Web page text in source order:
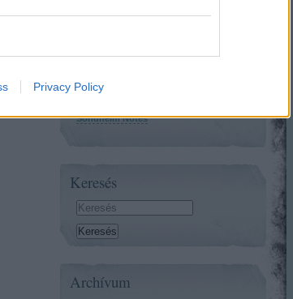
Privacy PolicyThe Sondheim Review
Sondheim Notes
Keresés
Archívum